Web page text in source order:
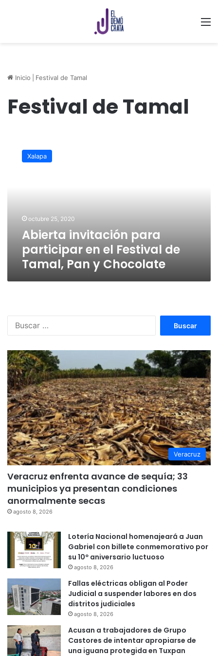
Inicio Festival de Tamal
Festival de Tamal
invitación
Tamal,
Chocolate
Xalapa
octubre 25, 2020
Abierta invitación para
participar en el Festival de
Tamal, Pan y Chocolate
Veracruz
Veracruz enfrenta avance de sequía; 33
municipios ya presentan condiciones
anormalmente secas
agosto 8, 2026
Lotería Nacional homenajeará a Juan
Gabriel con billete conmemorativo por
su 10º aniversario luctuoso
agosto 8, 2026
Fallas eléctricas obligan al Poder
Judicial a suspender labores en dos
distritos judiciales
agosto 8, 2026
Acusan a trabajadores de Grupo
Castores de intentar apropiarse de
una iguana protegida en Tuxpan